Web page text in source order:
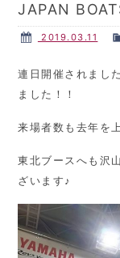
修理 & カスタ
JAPAN
2019.03.11
連日開催されまし
ました！！
来場者数も去年を
東北ブースへも沢
ざいます♪